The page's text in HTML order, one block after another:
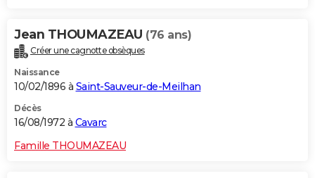
Jean THOUMAZEAU (76 ans)
Créer une cagnotte obsèques
Naissance
10/02/1896 à Saint-Sauveur-de-Meilhan
Décès
16/08/1972 à Cavarc
Famille THOUMAZEAU